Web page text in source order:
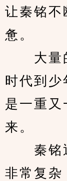
让秦铭不
惫。
大量的
时代到少
是一重又
来。
秦铭迅
非常复杂